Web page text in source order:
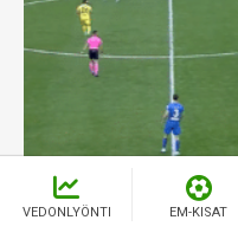
Video: Täydellinen